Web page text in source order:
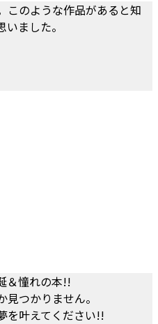
このような作品があると知
ました。
＆憧れの本!!
つかりません。
を叶えてください!!